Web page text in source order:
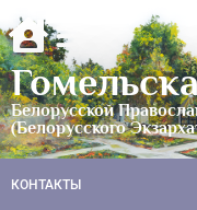
Белорусской
(Белорусского
КОНТАКТЫ